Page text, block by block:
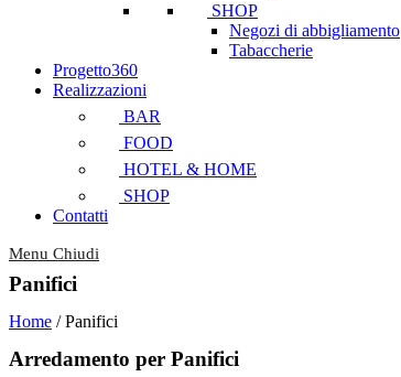
SHOP
Negozi di abbigliamento
Tabaccherie
Progetto360
Realizzazioni
BAR
FOOD
HOTEL & HOME
SHOP
Contatti
Menu Chiudi
Panifici
Home /Panifici
Arredamento per Panifici